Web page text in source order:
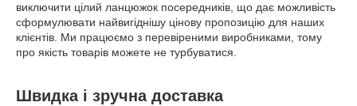
виключити цілий ланцюжок посередників, що дає можливість
сформулювати найвигіднішу цінову пропозицію для наших
клієнтів. Ми працюємо з перевіреними виробниками, тому
про якість товарів можете не турбуватися.
Швидка і зручна доставка